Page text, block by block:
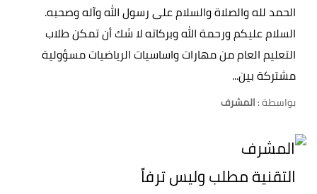
الحمد لله والصلاة والسلام على رسول الله وآله وصحبه.
السلام عليكم ورحمة الله وبركاته لا شك أن تمكن طلاب
التعليم العام من مهارات واساسيات الرياضيات مسؤولية
مشتركة بين...
بواسطة :المشرف
التقنية مطلب وليس ترفاً